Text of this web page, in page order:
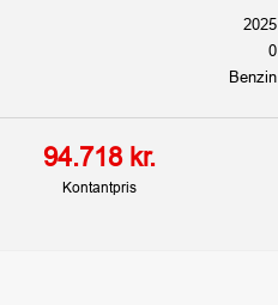
94.718 kr.
Kontantpris
2025
0
Benzin